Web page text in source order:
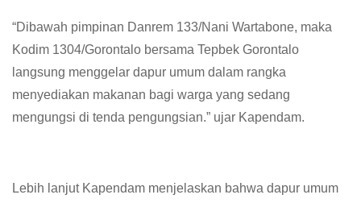
“Dibawah pimpinan Danrem 133/Nani Wartabone, maka
Kodim 1304/Gorontalo bersama Tepbek Gorontalo
langsung menggelar dapur umum dalam rangka
menyediakan makanan bagi warga yang sedang
mengungsi di tenda pengungsian.” ujar Kapendam.
Lebih lanjut Kapendam menjelaskan bahwa dapur umum